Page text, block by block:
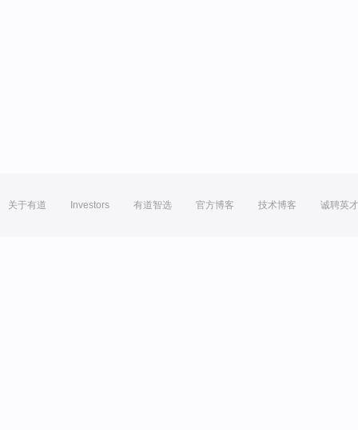
关于有道 Investors 有道智选 官方博客 技术博客 诚聘英才